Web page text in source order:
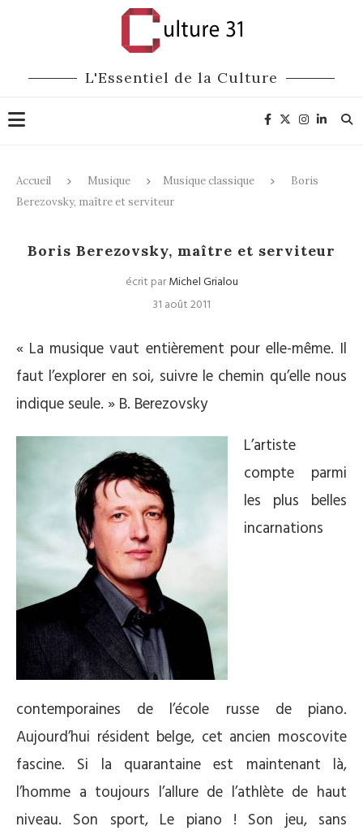
L'Essentiel de la Culture
Accueil Musique Musique classique
Boris
Berezovsky, maître et serviteur
Musique classique
Boris Berezovsky, maître et serviteur
écrit parMichel Grialou
31 août 2011
« La musique vaut entièrement pour elle-même. Il
faut l’explorer en soi, suivre le chemin qu’elle nous
indique seule. » B. Berezovsky
L’artiste
compte parmi
les plus belles
incarnations
contemporaines de l’école russe de piano.
Aujourd’hui résident belge, cet ancien moscovite
fascine. Si la quarantaine est maintenant là,
l’homme a toujours l’allure de l’athlète de haut
niveau. Son sport, Le piano ! Son jeu, sans